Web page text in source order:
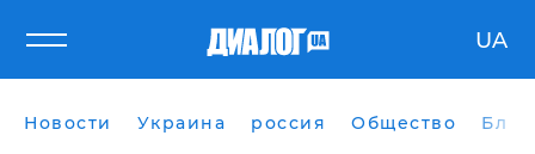
UA
Новости Украина россия Общество